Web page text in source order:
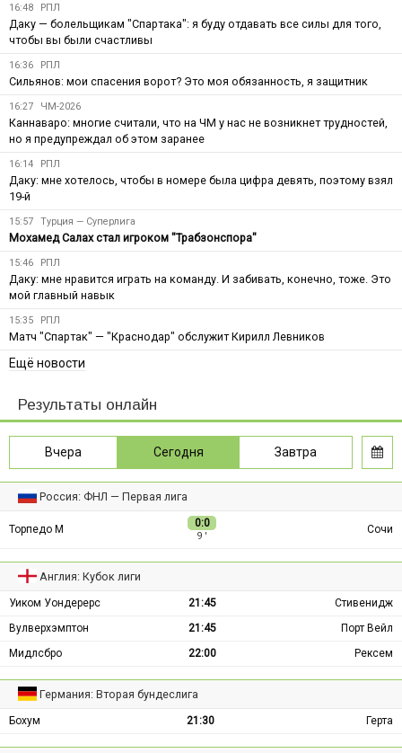
16:48 РПЛ
Даку — болельщикам "Спартака": я буду отдавать все силы для того,
чтобы вы были счастливы
16:36 РПЛ
Сильянов: мои спасения ворот? Это моя обязанность, я защитник
16:27 ЧМ-2026
Каннаваро: многие считали, что на ЧМ у нас не возникнет трудностей,
но я предупреждал об этом заранее
16:14 РПЛ
Даку: мне хотелось, чтобы в номере была цифра девять, поэтому взял
19-й
15:57 Турция — Суперлига
Мохамед Салах стал игроком "Трабзонспора"
15:46 РПЛ
Даку: мне нравится играть на команду. И забивать, конечно, тоже. Это
мой главный навык
15:35 РПЛ
Матч "Спартак" — "Краснодар" обслужит Кирилл Левников
Ещё новости
Результаты онлайн
Вчера Сегодня Завтра
Россия: ФНЛ — Первая лига
Торпедо М 0:0
9 ′
Сочи
Англия: Кубок лиги
Уиком Уондерерс 21:45
Стивенидж
Вулверхэмптон
21:45
Порт Вейл
Мидлсбро
22:00 Рексем
Германия: Вторая бундеслига
Бохум 21:30 Герта